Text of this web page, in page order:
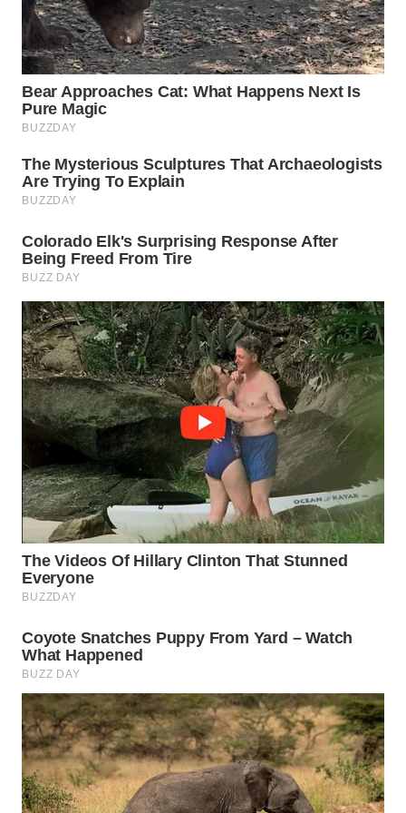
WN
PRIANGAN
TIMUR
WN
SEMARANG
WN
SOLO
WN
BOROBUDUR
WN
MADURA
WN
SURABAYA
WN
NATUNA
WN
BINTAN
WN
MANDALIKA
WN
LIKUPANG
WN
LABUANBAJO
WN
BORNEO